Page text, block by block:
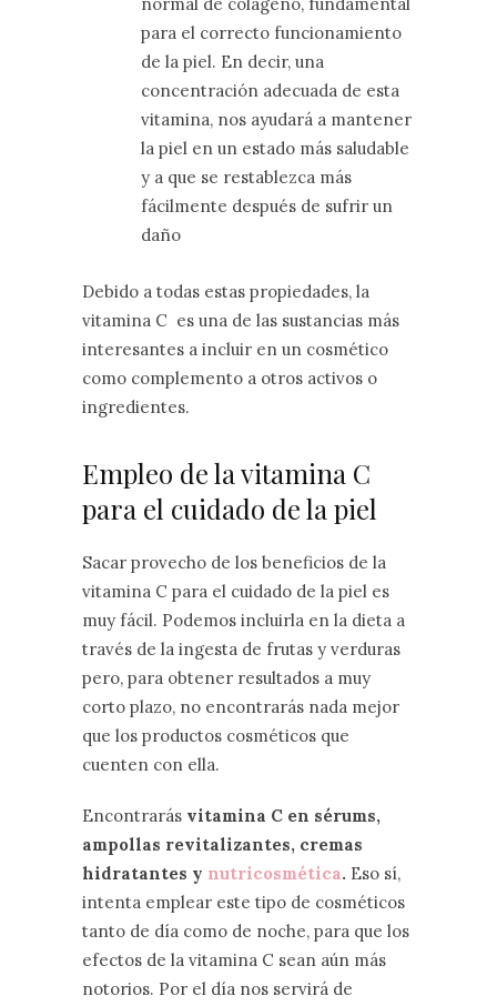
normal de colágeno, fundamental
para el correcto funcionamiento
de la piel. En decir, una
concentración adecuada de esta
vitamina, nos ayudará a mantener
la piel en un estado más saludable
y a que se restablezca más
fácilmente después de sufrir un
daño
Debido a todas estas propiedades, la
vitamina C es una de las sustancias más
interesantes a incluir en un cosmético
como complemento a otros activos o
ingredientes.
Empleo de la vitamina C
para el cuidado de la piel
Sacar provecho de los beneficios de la
vitamina C para el cuidado de la piel es
muy fácil. Podemos incluirla en la dieta a
través de la ingesta de frutas y verduras
pero, para obtener resultados a muy
corto plazo, no encontrarás nada mejor
que los productos cosméticos que
cuenten con ella.
Encontrarás vitamina C en sérums,
ampollas revitalizantes, cremas
hidratantes y nutricosmética. Eso sí,
intenta emplear este tipo de cosméticos
tanto de día como de noche, para que los
efectos de la vitamina C sean aún más
notorios. Por el día nos servirá de